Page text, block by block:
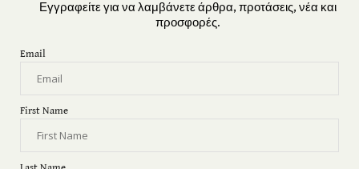
Εγγραφείτε για να λαμβάνετε άρθρα, προτάσεις, νέα και
προσφορές.
Email
First Name